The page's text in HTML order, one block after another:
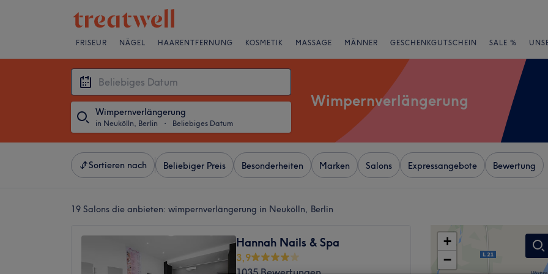
FRISEUR NÄGEL HAARENTFERNUNG KOSMETIK MASSAGE MÄNNER GESCHENKGUTSCHEIN SALE %
Wimpernverlängerung
in Neukölln, Berlin ・ Beliebiges Datum
Wimpernverlängerung
Sortieren nach Beliebiger Preis Besonderheiten Marken Salons Expressangebote Bewertung
19 Salons die anbieten: wimpernverlängerung in Neukölln, Berlin
Hannah Nails & Spa
3,9
+
−